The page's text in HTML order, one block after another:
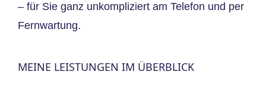
– für Sie ganz unkompliziert am Telefon und per
Fernwartung.
MEINE LEISTUNGEN IM ÜBERBLICK